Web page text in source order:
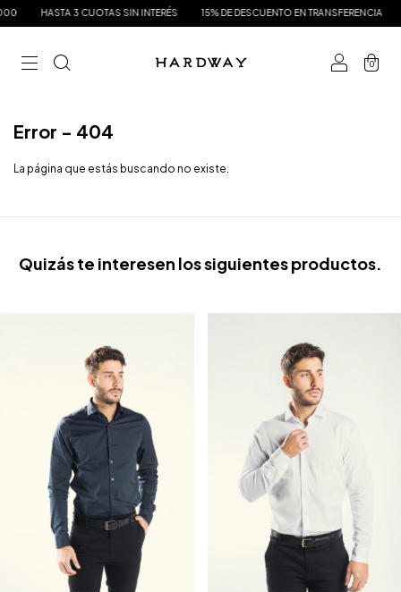
HASTA 3 CUOTAS SIN INTERÉS 15% DE DESCUENTO EN TRANSFERENCIA
0
Error - 404
La página que estás buscando no existe.
Quizás te interesen los siguientes productos.